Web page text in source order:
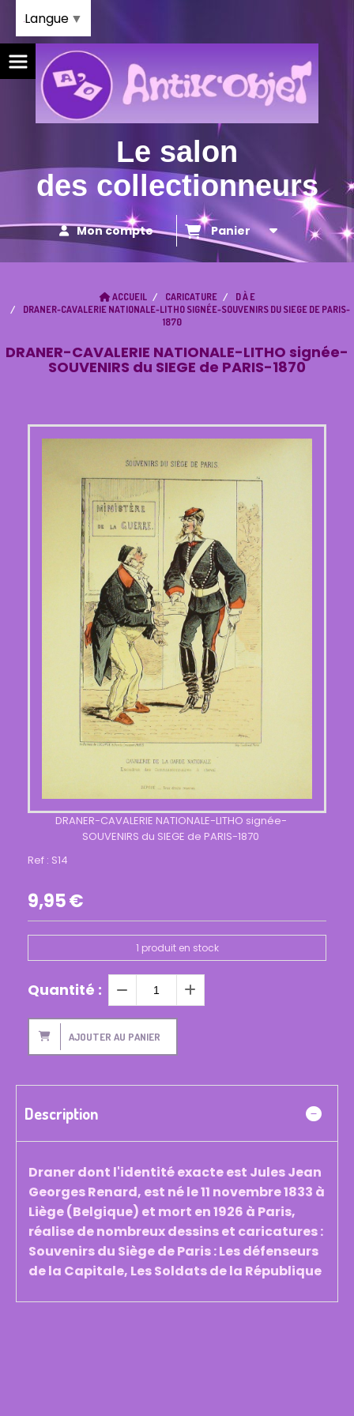
Le salon
des collectionneurs
Mon compte Panier
ACCUEIL CARICATURE
D À E
DRANER-CAVALERIE NATIONALE-LITHO SIGNÉE-SOUVENIRS DU SIEGE DE PARIS-
1870
DRANER-CAVALERIE NATIONALE-LITHO signée-
SOUVENIRS du SIEGE de PARIS-1870
DRANER-CAVALERIE NATIONALE-LITHO signée-
SOUVENIRS du SIEGE de PARIS-1870
Ref : S14
9,95€
1 produit en stock
Quantité :
AJOUTER AU PANIER
Description
Draner dont l'identité exacte est Jules Jean
Georges Renard, est né le 11 novembre 1833 à
Liège (Belgique) et mort en 1926 à Paris,
réalise de nombreux dessins et caricatures :
Souvenirs du Siège de Paris : Les défenseurs
de la Capitale, Les Soldats de la République
Langue ▼